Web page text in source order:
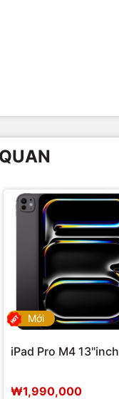
Mới
iPad Pro M4 13"inch
₩1,990,000